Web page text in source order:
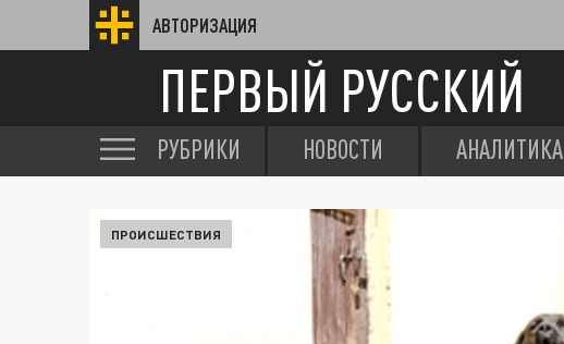
АВТОРИЗАЦИЯ
ПЕРВЫЙ РУССКИЙ
РУБРИКИ НОВОСТИ АНАЛИТИКА
ПРОИСШЕСТВИЯ